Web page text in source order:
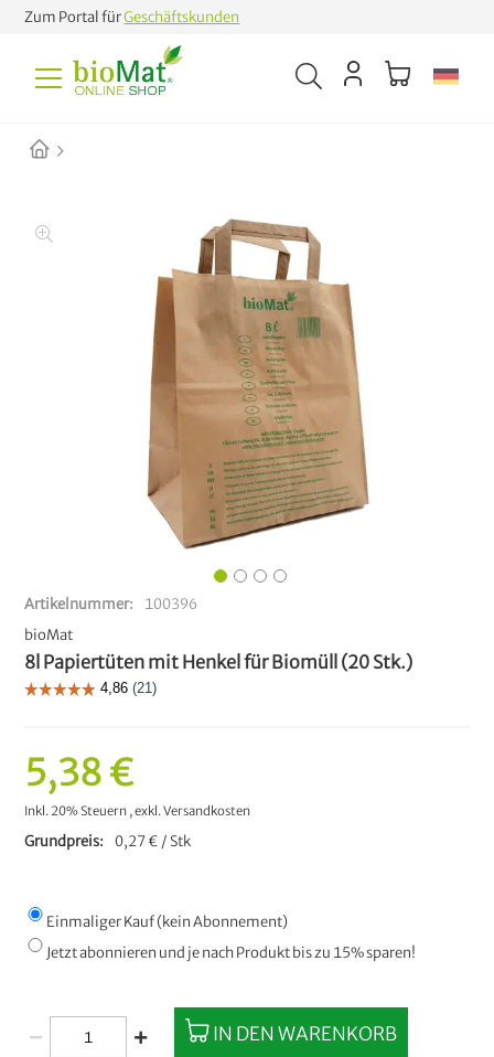
Zum Portal fürGeschäftskunden
Artikelnummer
100396
bioMat
8l Papiertüten mit Henkel für Biomüll (20 Stk.)
5,38 €
Inkl. 20% Steuern ,exkl.Versandkosten
Grundpreis 0,27 € / Stk
Einmaliger Kauf (kein Abonnement)
Jetzt abonnieren und je nach Produkt bis zu 15% sparen!
IN DEN WARENKORB